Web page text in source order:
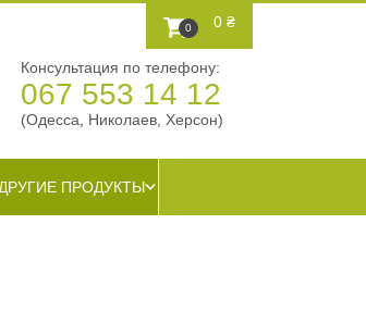
0 0 ₴
Консультация по телефону:
067 553 14 12
(Одесса, Николаев, Херсон)
ДРУГИЕ ПРОДУКТЫ